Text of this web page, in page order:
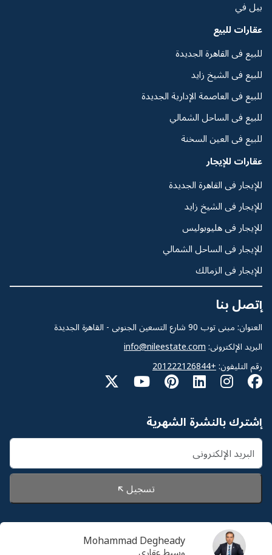
Mohammad Degheady
وسيط عقارى
بيل في
عقارات للبيع
للبيع فى القاهرة الجديدة
للبيع فى الشيخ زايد
للبيع فى العاصمة الإدارية الجديدة
للبيع فى الساحل الشمالي
للبيع فى العين السخنة
عقارات للإيجار
للإيجار فى القاهرة الجديدة
للإيجار فى الشيخ زايد
للإيجار فى هليوبوليس
للإيجار فى الساحل الشمالي
للإيجار فى الزمالك
إتصل بنا
العنوان: مبنى توب 90 شارع التسعين الجنوبى - القاهرة الجديدة
البريد الإلكترونى: info@nileestate.com
رقم التليفون: +201222126844
إشترك بالنشرة الشهرية
تسجيل
© 2026 Nileestate. جميع الحقوق محفوظة لشركة نايل